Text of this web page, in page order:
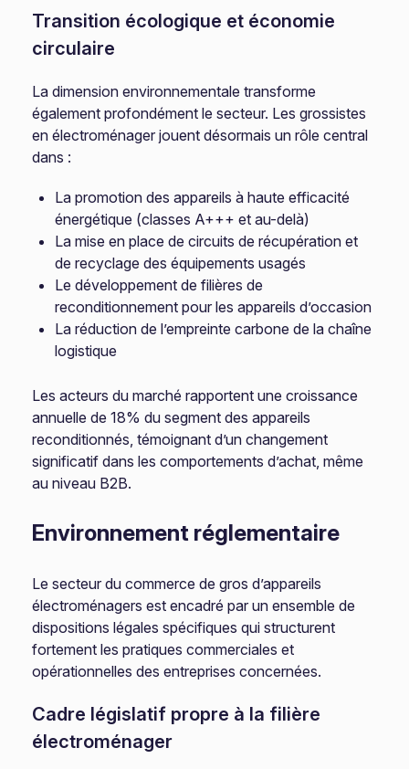
Transition écologique et économie
circulaire
La dimension environnementale transforme
également profondément le secteur. Les grossistes
en électroménager jouent désormais un rôle central
dans :
La promotion des appareils à haute efficacité
énergétique (classes A+++ et au-delà)
La mise en place de circuits de récupération et
de recyclage des équipements usagés
Le développement de filières de
reconditionnement pour les appareils d’occasion
La réduction de l’empreinte carbone de la chaîne
logistique
Les acteurs du marché rapportent une croissance
annuelle de 18% du segment des appareils
reconditionnés, témoignant d’un changement
significatif dans les comportements d’achat, même
au niveau B2B.
Environnement réglementaire
Le secteur du commerce de gros d’appareils
électroménagers est encadré par un ensemble de
dispositions légales spécifiques qui structurent
fortement les pratiques commerciales et
opérationnelles des entreprises concernées.
Cadre législatif propre à la filière
électroménager